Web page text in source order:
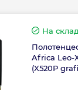
Гарантия
На
Africa Leo-
(X520P